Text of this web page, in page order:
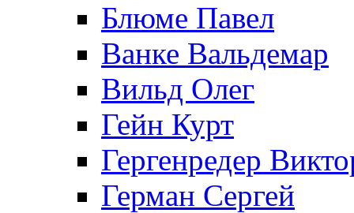
Блюме Павел
Ванке Вальдемар
Вильд Олег
Гейн Курт
Гергенредер
Герман Сергей